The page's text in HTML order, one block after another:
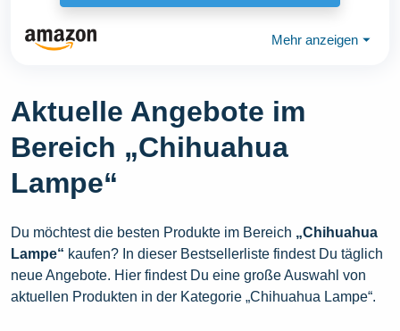
Mehr anzeigen ⏷
Aktuelle Angebote im
Bereich „Chihuahua
Lampe“
Du möchtest die besten Produkte im Bereich „Chihuahua
Lampe“ kaufen? In dieser Bestsellerliste findest Du täglich
neue Angebote. Hier findest Du eine große Auswahl von
aktuellen Produkten in der Kategorie „Chihuahua Lampe“.